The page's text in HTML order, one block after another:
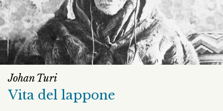
Johan Turi
Vita del lappone